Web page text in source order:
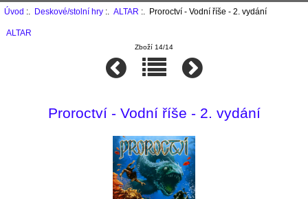
Úvod :. Deskové/stolní hry:. ALTAR :. Proroctví - Vodní říše - 2. vydání
ALTAR
Zboží 14/14
Proroctví - Vodní říše - 2. vydání